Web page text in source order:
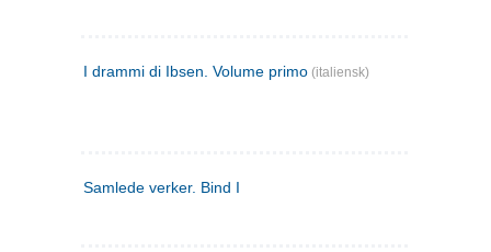
I drammi di Ibsen. Volume primo (italiensk)
Samlede verker. Bind I